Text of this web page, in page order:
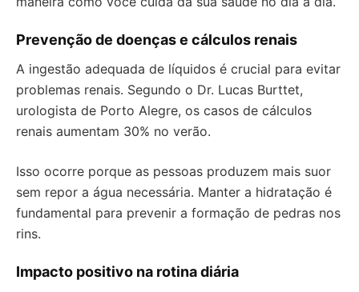
Prevenção de doenças e cálculos renais
A ingestão adequada de líquidos é crucial para evitar
problemas renais. Segundo o Dr. Lucas Burttet,
urologista de Porto Alegre, os casos de cálculos
renais aumentam 30% no verão.
Isso ocorre porque as pessoas produzem mais suor
sem repor a água necessária. Manter a hidratação é
fundamental para prevenir a formação de pedras nos
rins.
Impacto positivo na rotina diária